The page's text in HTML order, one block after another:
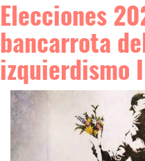
Elecciones
bancarrota
izquierdismo I